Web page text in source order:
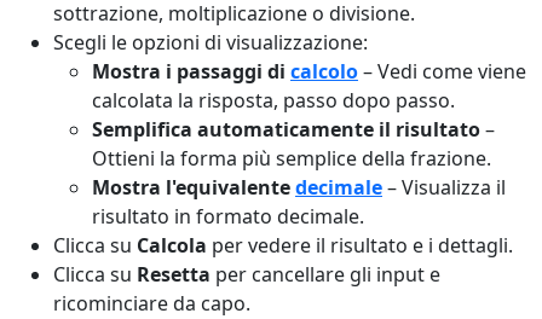
sottrazione, moltiplicazione o divisione.
Scegli le opzioni di visualizzazione:
Mostra i passaggi di calcolo– Vedi come viene
calcolata la risposta, passo dopo passo.
Semplifica automaticamente il risultato–
Ottieni la forma più semplice della frazione.
Mostra l'equivalentedecimale– Visualizza il
risultato in formato decimale.
Clicca su Calcola per vedere il risultato e i dettagli.
Clicca su Resetta per cancellare gli input e
ricominciare da capo.